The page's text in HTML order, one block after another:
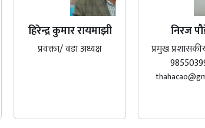
हिरेन्द्र कुमार रायमाझी
प्रवक्ता/ वडा अध्यक्ष
निरज
प्रमुख